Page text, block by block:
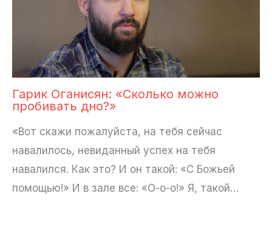
Гарик Оганисян: «Сколько можно
пробивать дно?»
«Вот скажи пожалуйста, на тебя сейчас
навалилось, невиданный успех на тебя
навалился. Как это? И он такой: «С Божьей
помощью!» И в зале все: «О-о-о!» Я, такой…